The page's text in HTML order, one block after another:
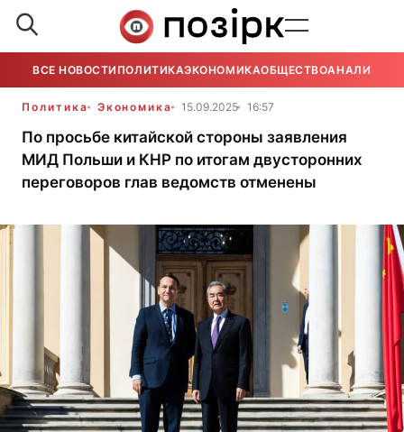
ВСЕ НОВОСТИ ПОЛИТИКАЭКОНОМИКАОБЩЕСТВОАНАЛИТИКА
Политика Экономика 15.09.2025 16:57
По просьбе китайской стороны заявления
МИД Польши и КНР по итогам двусторонних
переговоров глав ведомств отменены